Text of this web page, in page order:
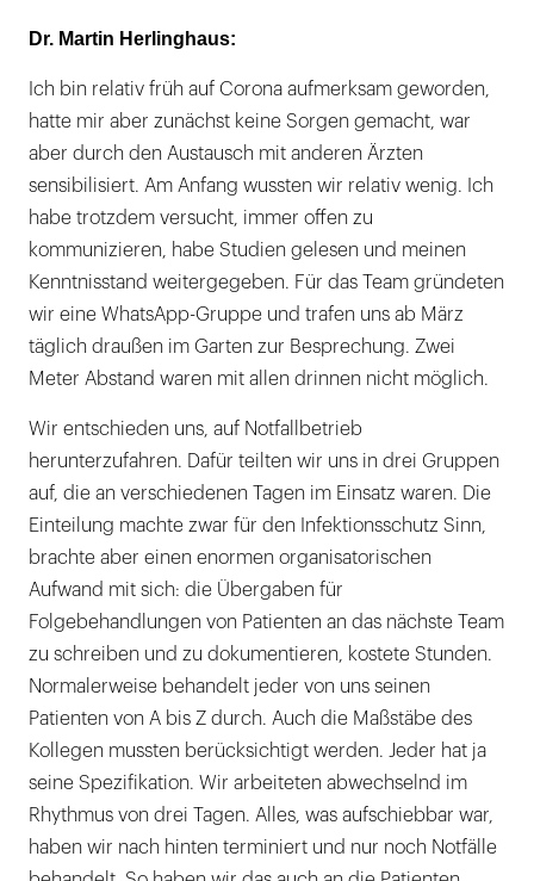
Dr. Martin Herlinghaus:
Ich bin relativ früh auf Corona aufmerksam geworden,
hatte mir aber zunächst keine Sorgen gemacht, war
aber durch den Austausch mit anderen Ärzten
sensibilisiert. Am Anfang wussten wir relativ wenig. Ich
habe trotzdem versucht, immer offen zu
kommunizieren, habe Studien gelesen und meinen
Kenntnisstand weitergegeben. Für das Team gründeten
wir eine WhatsApp-Gruppe und trafen uns ab März
täglich draußen im Garten zur Besprechung. Zwei
Meter Abstand waren mit allen drinnen nicht möglich.
Wir entschieden uns, auf Notfallbetrieb
herunterzufahren. Dafür teilten wir uns in drei Gruppen
auf, die an verschiedenen Tagen im Einsatz waren. Die
Einteilung machte zwar für den Infektionsschutz Sinn,
brachte aber einen enormen organisatorischen
Aufwand mit sich: die Übergaben für
Folgebehandlungen von Patienten an das nächste Team
zu schreiben und zu dokumentieren, kostete Stunden.
Normalerweise behandelt jeder von uns seinen
Patienten von A bis Z durch. Auch die Maßstäbe des
Kollegen mussten berücksichtigt werden. Jeder hat ja
seine Spezifikation. Wir arbeiteten abwechselnd im
Rhythmus von drei Tagen. Alles, was aufschiebbar war,
haben wir nach hinten terminiert und nur noch Notfälle